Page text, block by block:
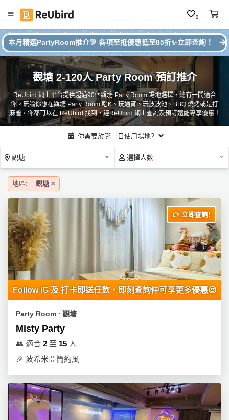
0
繁
中
登
入
冊
服
務
及
產
品
分
類
a
r
o
m
搞
P
a
活
動
攻
略
#
本
月
ty
R
o
o
介
本月精選PartyRoom推介🎊 各項至抵優惠低至85折✨立即查詢！
觀塘 2-120人 Party Room 預訂推介
ReUbird 網上平台提供超過90個觀塘 Party Room 場地選擇，總有一間適合
你。無論你想在觀塘 Party Room 唱K、玩通宵、玩波波池、BBQ 燒烤或是打
麻雀，你都可以在 ReUbird 找到，經ReUbird 網上查詢及預訂還能專享優惠！
你需要於哪一日使用場地?
觀塘 選擇人數
地區: 觀塘
立即查詢!
Follow IG 及 打卡即送任飲，即刻查詢仲可享更多優惠😍
Party Room ∙ 觀塘
Misty Party
👥 適合 2 至 15 人
🎉 波希米亞簡約風